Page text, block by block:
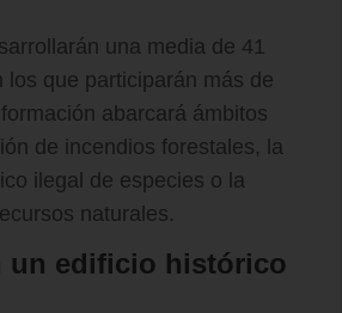
una media de 41
los que participarán más de
abarcará ámbitos
de incendios forestales, la
ilegal de especies o la
naturales.
un edificio histórico